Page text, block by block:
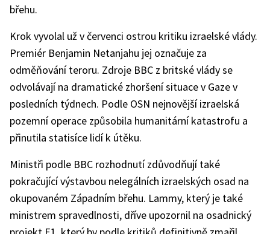
břehu.
Krok vyvolal už v červenci ostrou kritiku izraelské vlády.
Premiér Benjamin Netanjahu jej označuje za
odměňování teroru. Zdroje BBC z britské vlády se
odvolávají na dramatické zhoršení situace v Gaze v
posledních týdnech. Podle OSN nejnovější izraelská
pozemní operace způsobila humanitární katastrofu a
přinutila statisíce lidí k útěku.
Ministři podle BBC rozhodnutí zdůvodňují také
pokračující výstavbou nelegálních izraelských osad na
okupovaném Západním břehu. Lammy, který je také
ministrem spravedlnosti, dříve upozornil na osadnický